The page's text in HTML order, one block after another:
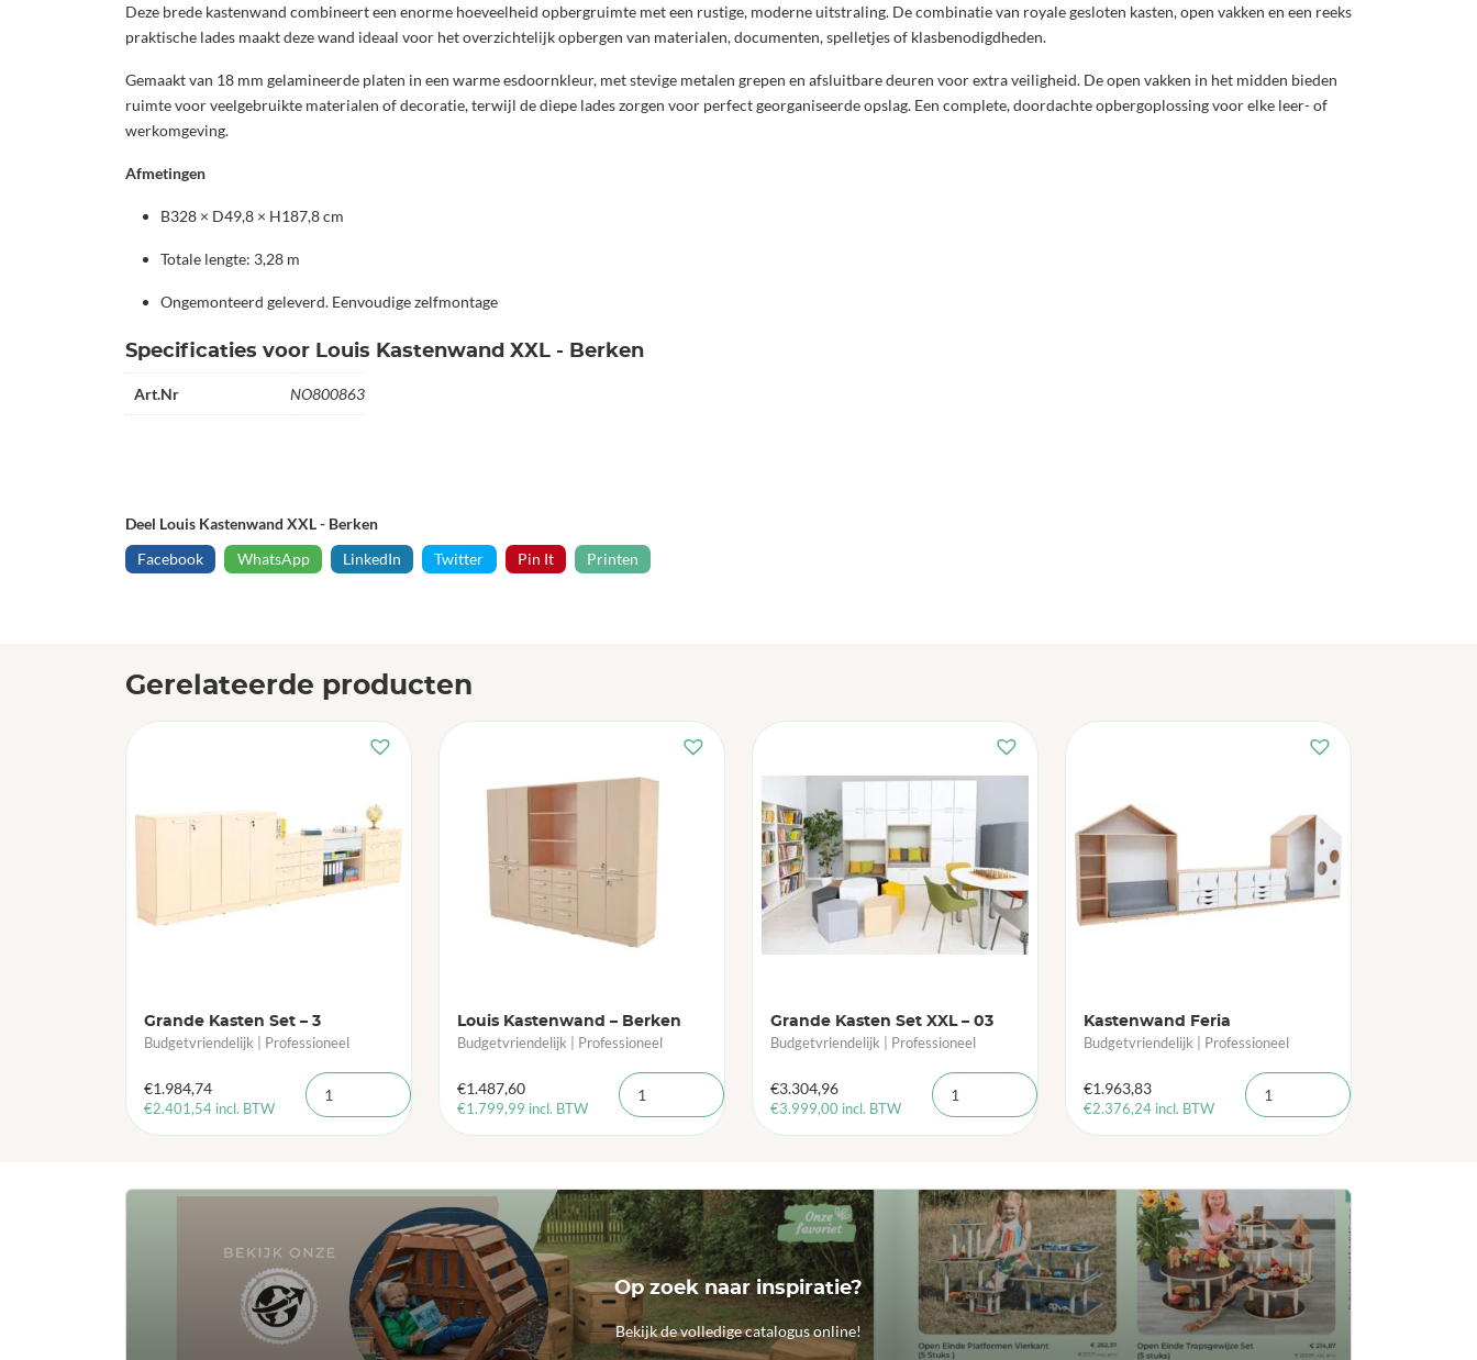
Deze brede kastenwand combineert een enorme hoeveelheid opbergruimte met een rustige, moderne uitstraling. De combinatie van royale gesloten kasten, open vakken en een reeks
praktische lades maakt deze wand ideaal voor het overzichtelijk opbergen van materialen, documenten, spelletjes of klasbenodigdheden.
Gemaakt van 18 mm gelamineerde platen in een warme esdoornkleur, met stevige metalen grepen en afsluitbare deuren voor extra veiligheid. De open vakken in het midden bieden
ruimte voor veelgebruikte materialen of decoratie, terwijl de diepe lades zorgen voor perfect georganiseerde opslag. Een complete, doordachte opbergoplossing voor elke leer- of
werkomgeving.
Afmetingen
B328 × D49,8 × H187,8 cm
Totale lengte: 3,28 m
Ongemonteerd geleverd. Eenvoudige zelfmontage
Specificaties voor Louis Kastenwand XXL - Berken
Art.Nr NO800863
Deel Louis Kastenwand XXL - Berken
Facebook
WhatsApp LinkedIn Twitter Pin It Printen
Gerelateerde producten
Grande Kasten Set – 3
Budgetvriendelijk | Professioneel
€1.984,74
€2.401,54 incl. BTW
Louis Kastenwand – Berken
Budgetvriendelijk | Professioneel
€1.487,60
€1.799,99 incl. BTW
Grande Kasten Set XXL – 03
Budgetvriendelijk | Professioneel
€3.304,96
€3.999,00 incl. BTW
Kastenwand Feria
Budgetvriendelijk | Professioneel
€1.963,83
€2.376,24 incl. BTW
Op zoek naar inspiratie?
Bekijk de volledige catalogus online!